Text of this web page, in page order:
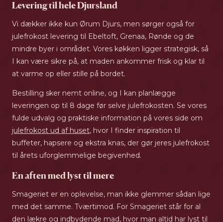
Levering til hele Djursland
Vi dækker ikke kun Ørum Djurs, men sørger også for
julefrokost levering til Ebeltoft, Grenaa, Rønde og de
mindre byer i området. Vores køkken ligger strategisk, så
I kan være sikre på, at maden ankommer frisk og klar til
at varme op eller stille på bordet.
Bestilling sker nemt online, og I kan planlægge
leveringen op til 8 dage før selve julefrokosten. Se vores
fulde udvalg og praktiske information på vores side om
julefrokost ud af huset, hvor I finder inspiration til
buffeter, hapsere og ekstra knas, der gør jeres julefrokost
til årets uforglemmelige begivenhed.
En aften med lyst til mere
Smageriet er en oplevelse, man ikke glemmer sådan lige
med det samme. Tværtimod. For Smageriet står for al
den lækre og indbydende mad, hvor man altid har lyst til